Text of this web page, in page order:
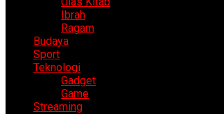
Ibrah
Ragam
Budaya
Sport
Teknologi
Gadget
Game
Streaming